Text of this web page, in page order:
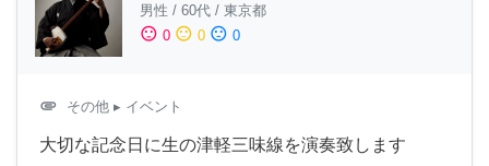
男性 / 60代 / 東京都
sentiment_satisfied 0 sentiment_neutral 0 sentiment_dissatisfied 0
attachment その他 ▸ イベント
大切な記念日に生の津軽三味線を演奏致します